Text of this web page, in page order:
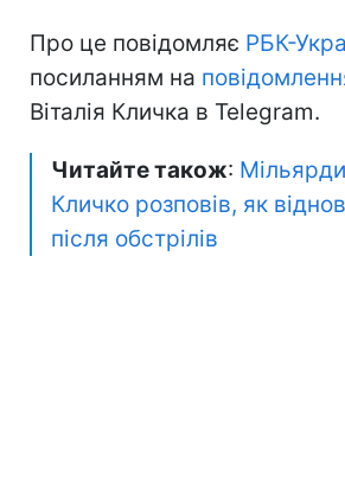
Про це повідомляє РБК-
посиланням на
Віталія Кличка в Telegram.
Читайте також:
Кличко розповів, як
після обстрілів